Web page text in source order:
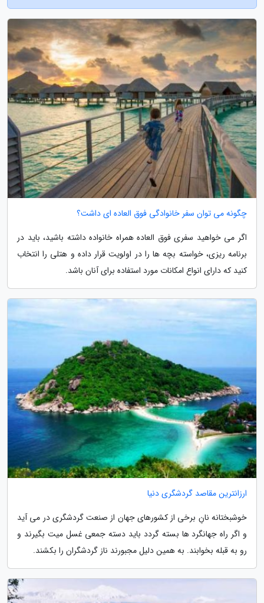
چگونه می توان سفر خانوادگی فوق العاده ای داشت؟
اگر می خواهید سفری فوق العاده همراه خانواده داشته باشید، باید در
برنامه ریزی، خواسته بچه ها را در اولویت قرار داده و هتلی را انتخاب
کنید که دارای انواع امکانات مورد استفاده برای آنان باشد.
ارزانترین مقاصد گردشگری دنیا
خوشبختانه نانِ برخی از کشورهای جهان از صنعت گردشگری در می آید
و اگر راه جهانگرد ها بسته گردد باید دسته جمعی غسل میت بگیرند و
رو به قبله بخوابند. به همین دلیل مجبورند ناز گردشگران را بکشند.